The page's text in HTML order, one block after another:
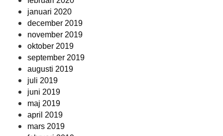
januari 2020
december 2019
november 2019
oktober 2019
september 2019
augusti 2019
juli 2019
juni 2019
maj 2019
april 2019
mars 2019